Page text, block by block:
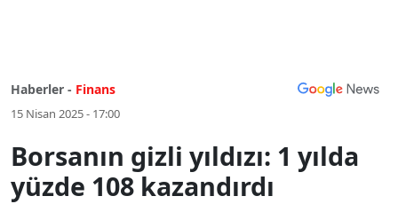
Haberler - Finans
15 Nisan 2025 - 17:00
Borsanın gizli yıldızı: 1 yılda
yüzde 108 kazandırdı